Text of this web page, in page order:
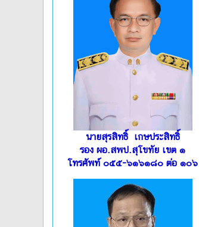
นายสุรสิทธิ์ เกษประสิทธิ์
รอง ผอ.สพป.สุโขทัย เขต ๑
โทรศัพท์ ๐๕๕-๖๑๖๑๘๐ ต่อ ๑๐๖